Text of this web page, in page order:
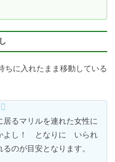
ちに入れたまま移動している
居るマリルを連れた女性に
よし！ となりに いられ
のが目安となります。